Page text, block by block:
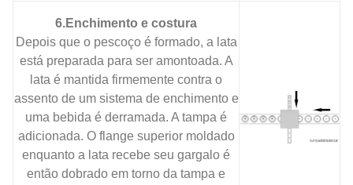
6.Enchimento e costura
Depois que o pescoço é formado, a lata
está preparada para ser amontoada. A
lata é mantida firmemente contra o
assento de um sistema de enchimento e
uma bebida é derramada. A tampa é
adicionada. O flange superior moldado
enquanto a lata recebe seu gargalo é
então dobrado em torno da tampa e